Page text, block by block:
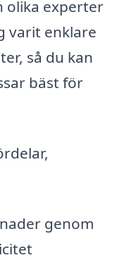
olika experter
varit enklare
så du kan
bäst för
genom